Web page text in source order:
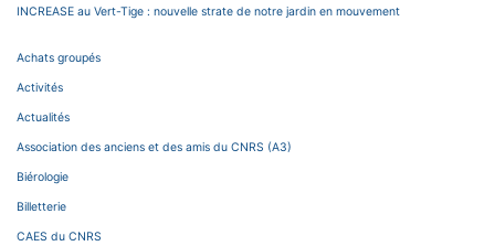
INCREASE au Vert-Tige : nouvelle strate de notre jardin en mouvement
Achats groupés
Activités
Actualités
Association des anciens et des amis du CNRS (A3)
Biérologie
Billetterie
CAES du CNRS